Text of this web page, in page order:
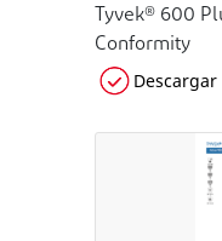
Tyvek® 600
Conformity
Descargar